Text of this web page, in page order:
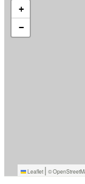
+
−
Leaflet | ©